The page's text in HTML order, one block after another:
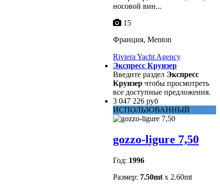
носовой вин...
15
Франция, Menton
Riviera Yacht Agency
Экспресс Круизер
Введите раздел Экспресс
Круизер чтобы просмотреть
все доступные предложения.
3 047 226 руб
ИСПОЛЬЗОВАННЫЙ
gozzo-ligure 7,50
Год: 1996
Размер: 7.50mt x 2.60mt